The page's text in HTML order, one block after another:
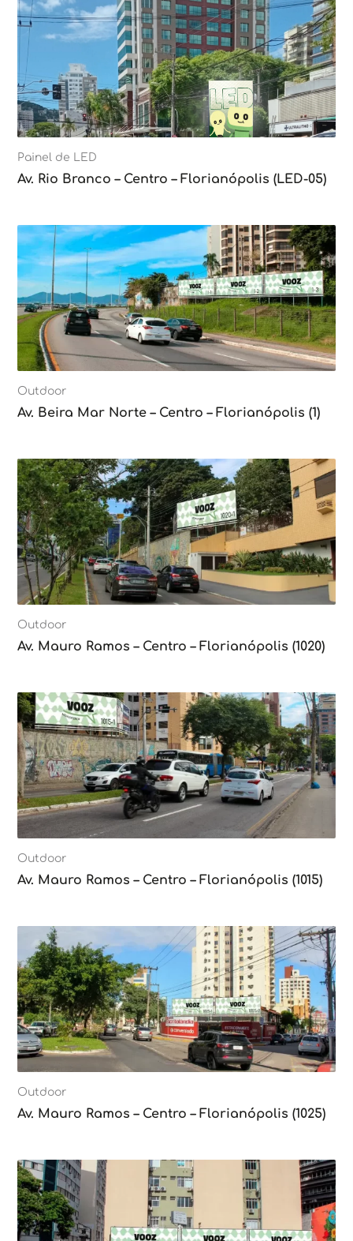
Painel de LED
Av. Rio Branco – Centro – Florianópolis (LED-05)
Outdoor
Av. Beira Mar Norte – Centro – Florianópolis (1)
Outdoor
Av. Mauro Ramos – Centro – Florianópolis (1020)
Outdoor
Av. Mauro Ramos – Centro – Florianópolis (1015)
Outdoor
Av. Mauro Ramos – Centro – Florianópolis (1025)